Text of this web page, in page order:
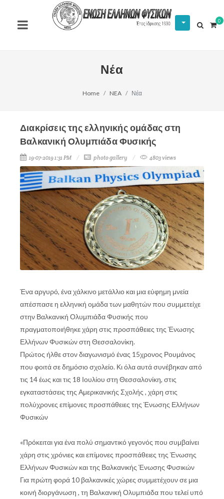
0
Νέα
Home NEA Νέα
Διακρίσεις της ελληνικής ομάδας στη
Βαλκανική Ολυμπιάδα Φυσικής
19-07-2019 1:31 PM photo gallery 4803 views
Ένα αργυρό, ένα χάλκινο μετάλλιο και μια εύφημη μνεία
απέσπασε η ελληνική ομάδα των μαθητών που συμμετείχε
στην Βαλκανική Ολυμπιάδα Φυσικής που
πραγματοποιήθηκε χάρη στις προσπάθειες της Ένωσης
Ελλήνων Φυσικών στη Θεσσαλονίκη.
Πρώτος ήλθε στον διαγωνισμό ένας 15χρονος Ρουμάνος
που φοιτά σε δημόσιο σχολείο. Κι όλα αυτά συνέβηκαν από
τις 14 έως και τις 18 Ιουλίου στη Θεσσαλονίκη, στις
εγκαταστάσεις της Αμερικανικής Σχολής , χάρη στις
πολύχρονες επίμονες προσπάθειες της Ένωσης Ελλήνων
Φυσικών
«Πρόκειται για ένα πολύ σημαντικό γεγονός που συμβαίνει
χάρη στις χρόνιες και επίμονες προσπάθειες της Ένωσης
Ελλήνων Φυσικών και της Βαλκανικής Ένωσης Φυσικών
Για πρώτη φορά 10 βαλκανικές χώρες συμμετέχουν σε μια
κοινή διοργάνωση , τη Βαλκανική Ολυμπιάδα που τελεί υπό